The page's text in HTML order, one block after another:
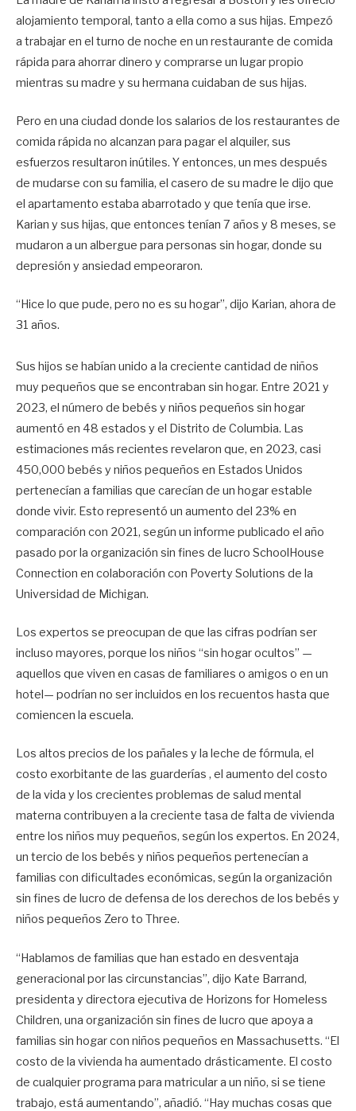
alojamiento temporal, tanto a ella como a sus hijas. Empezó
a trabajar en el turno de noche en un restaurante de comida
rápida para ahorrar dinero y comprarse un lugar propio
mientras su madre y su hermana cuidaban de sus hijas.
Pero en una ciudad donde los salarios de los restaurantes de
comida rápida no alcanzan para pagar el alquiler, sus
esfuerzos resultaron inútiles. Y entonces, un mes después
de mudarse con su familia, el casero de su madre le dijo que
el apartamento estaba abarrotado y que tenía que irse.
Karian y sus hijas, que entonces tenían 7 años y 8 meses, se
mudaron a un albergue para personas sin hogar, donde su
depresión y ansiedad empeoraron.
“Hice lo que pude, pero no es su hogar”, dijo Karian, ahora de
31 años.
Sus hijos se habían unido a la creciente cantidad de niños
muy pequeños que se encontraban sin hogar. Entre 2021 y
2023, el número de bebés y niños pequeños sin hogar
aumentó en 48 estados y el Distrito de Columbia. Las
estimaciones más recientes revelaron que, en 2023, casi
450,000 bebés y niños pequeños en Estados Unidos
pertenecían a familias que carecían de un hogar estable
donde vivir. Esto representó un aumento del 23% en
comparación con 2021, según un informe publicado el año
pasado por la organización sin fines de lucro SchoolHouse
Connection en colaboración con Poverty Solutions de la
Universidad de Michigan.
Los expertos se preocupan de que las cifras podrían ser
incluso mayores, porque los niños “sin hogar ocultos” —
aquellos que viven en casas de familiares o amigos o en un
hotel— podrían no ser incluidos en los recuentos hasta que
comiencen la escuela.
Los altos precios de los pañales y la leche de fórmula, el
costo exorbitante de las guarderías , el aumento del costo
de la vida y los crecientes problemas de salud mental
materna contribuyen a la creciente tasa de falta de vivienda
entre los niños muy pequeños, según los expertos. En 2024,
un tercio de los bebés y niños pequeños pertenecían a
familias con dificultades económicas, según la organización
sin fines de lucro de defensa de los derechos de los bebés y
niños pequeños Zero to Three.
“Hablamos de familias que han estado en desventaja
generacional por las circunstancias”, dijo Kate Barrand,
presidenta y directora ejecutiva de Horizons for Homeless
Children, una organización sin fines de lucro que apoya a
familias sin hogar con niños pequeños en Massachusetts. “El
costo de la vivienda ha aumentado drásticamente. El costo
de cualquier programa para matricular a un niño, si se tiene
trabajo, está aumentando”, añadió. “Hay muchas cosas que